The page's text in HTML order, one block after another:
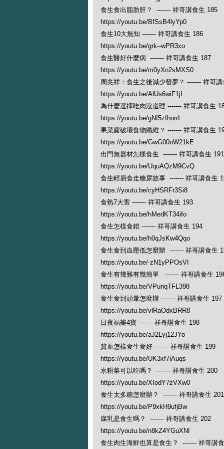
食生食出脂肪肝？ ------- 祥哥講食生 185
https://youtu.be/BfSsB4lyYp0
食生10大無知 ------- 祥哥講食生 186
https://youtu.be/grk--wPR3xo
食生醫好什麼病 ------- 祥哥講食生 187
https://youtu.be/m0yXn2sMXS0
周兆祥：食生之後減少發夢？ ------- 祥哥
https://youtu.be/AlUs6wiF1jI
為什麼選擇吃肉沒道理 ------- 祥哥講食生
https://youtu.be/gNI5zIhorrI
果菜露破壞食物纖維？ ------- 祥哥講食生
https://youtu.be/GwG00oW21kE
出門無器材怎樣食生 ------- 祥哥講食生 191
https://youtu.be/UquAQzM9CvQ
食生輕易食走糖尿故事 ------- 祥哥講食生
https://youtu.be/cyHSRFr3Si8
食熟7大害 ------- 祥哥講食生 193
https://youtu.be/hMedKT34ifo
食生怎樣食錯 ------- 祥哥講食生 194
https://youtu.be/h0qJsKw4Qqo
食生食到血壓低怎麼辦 ------- 祥哥講食生
https://youtu.be/-zN1yPPOsVI
食生有幾難有幾簡單 ------- 祥哥講食生
https://youtu.be/VPunqTFL398
食生食到頭暈怎麼辦 ------- 祥哥講食生 197
https://youtu.be/vlRaOdxBRR8
日夜福樂4寶 ------- 祥哥講食生 198
https://youtu.be/aJ2Lyj12JYo
貧血怎樣食生食好 ------- 祥哥講食生 199
https://youtu.be/UK3xf7iAuqs
水耕菜可以吃嗎？ ------- 祥哥講食生 200
https://youtu.be/XIodY7zVXw0
食生太多糖怎麼辦？ ------- 祥哥講食生 201
https://youtu.be/P9xkH9ufjBw
腐乳是食生嗎？ ------- 祥哥講食生 202
https://youtu.be/n8kZ4YGuXNI
食生肉生海鮮也算是食生？ ------- 祥哥講